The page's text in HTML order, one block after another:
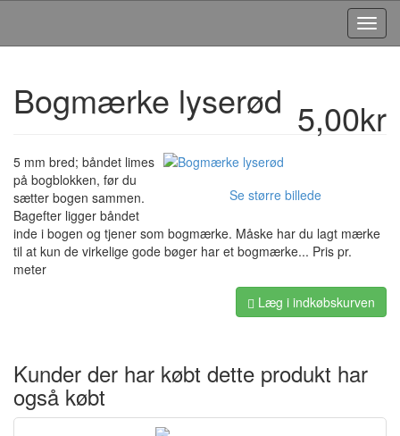
5,00kr
Bogmærke lyserød
Se større billede
5 mm bred; båndet limes
på bogblokken, før du
sætter bogen sammen.
Bagefter ligger båndet
inde i bogen og tjener som bogmærke. Måske har du lagt mærke
til at kun de virkelige gode bøger har et bogmærke... Pris pr.
meter
Læg i indkøbskurven
Kunder der har købt dette produkt har
også købt